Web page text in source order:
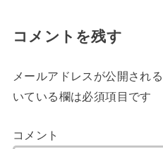
コメントを残す
メールアドレスが公開され
いている欄は必須項目です
コメント